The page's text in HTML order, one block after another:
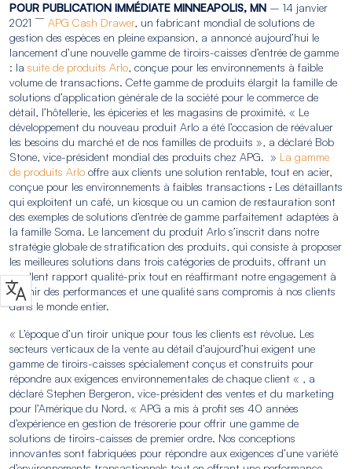
POUR PUBLICATION IMMÉDIATE MINNEAPOLIS, MN – 14 janvier
2021 – APG Cash Drawer, un fabricant mondial de solutions de
gestion des espèces en pleine expansion, a annoncé aujourd’hui le
lancement d’une nouvelle gamme de tiroirs-caisses d’entrée de gamme
: la suite de produits Arlo, conçue pour les environnements à faible
volume de transactions. Cette gamme de produits élargit la famille de
solutions d’application générale de la société pour le commerce de
détail, l’hôtellerie, les épiceries et les magasins de proximité. « Le
développement du nouveau produit Arlo a été l’occasion de réévaluer
les besoins du marché et de nos familles de produits », a déclaré Bob
Stone, vice-président mondial des produits chez APG. » La gamme
de produits Arlo offre aux clients une solution rentable, tout en acier,
conçue pour les environnements à faibles transactions . Les détaillants
qui exploitent un café, un kiosque ou un camion de restauration sont
des exemples de solutions d’entrée de gamme parfaitement adaptées à
la famille Soma. Le lancement du produit Arlo s’inscrit dans notre
stratégie globale de stratification des produits, qui consiste à proposer
les meilleures solutions dans trois catégories de produits, offrant un
excellent rapport qualité-prix tout en réaffirmant notre engagement à
fournir des performances et une qualité sans compromis à nos clients
dans le monde entier.
« L’époque d’un tiroir unique pour tous les clients est révolue. Les
secteurs verticaux de la vente au détail d’aujourd’hui exigent une
gamme de tiroirs-caisses spécialement conçus et construits pour
répondre aux exigences environnementales de chaque client « , a
déclaré Stephen Bergeron, vice-président des ventes et du marketing
pour l’Amérique du Nord. « APG a mis à profit ses 40 années
d’expérience en gestion de trésorerie pour offrir une gamme de
solutions de tiroirs-caisses de premier ordre. Nos conceptions
innovantes sont fabriquées pour répondre aux exigences d’une variété